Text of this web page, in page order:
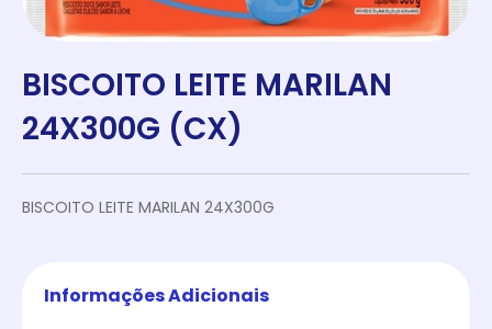
BISCOITO LEITE MARILAN
24X300G (CX)
BISCOITO LEITE MARILAN 24X300G
Informações Adicionais